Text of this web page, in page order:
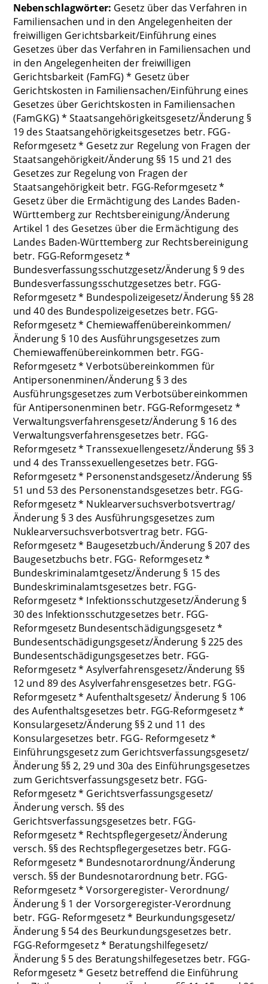
Nebenschlagwörter: Gesetz über das Verfahren in
Familiensachen und in den Angelegenheiten der
freiwilligen Gerichtsbarkeit/Einführung eines
Gesetzes über das Verfahren in Familiensachen und
in den Angelegenheiten der freiwilligen
Gerichtsbarkeit (FamFG) * Gesetz über
Gerichtskosten in Familiensachen/Einführung eines
Gesetzes über Gerichtskosten in Familiensachen
(FamGKG) * Staatsangehörigkeitsgesetz/Änderung §
19 des Staatsangehörigkeitsgesetzes betr. FGG-
Reformgesetz * Gesetz zur Regelung von Fragen der
Staatsangehörigkeit/Änderung §§ 15 und 21 des
Gesetzes zur Regelung von Fragen der
Staatsangehörigkeit betr. FGG-Reformgesetz *
Gesetz über die Ermächtigung des Landes Baden-
Württemberg zur Rechtsbereinigung/Änderung
Artikel 1 des Gesetzes über die Ermächtigung des
Landes Baden-Württemberg zur Rechtsbereinigung
betr. FGG-Reformgesetz *
Bundesverfassungsschutzgesetz/Änderung § 9 des
Bundesverfassungsschutzgesetzes betr. FGG-
Reformgesetz * Bundespolizeigesetz/Änderung §§ 28
und 40 des Bundespolizeigesetzes betr. FGG-
Reformgesetz * Chemiewaffenübereinkommen/
Änderung § 10 des Ausführungsgesetzes zum
Chemiewaffenübereinkommen betr. FGG-
Reformgesetz * Verbotsübereinkommen für
Antipersonenminen/Änderung § 3 des
Ausführungsgesetzes zum Verbotsübereinkommen
für Antipersonenminen betr. FGG-Reformgesetz *
Verwaltungsverfahrensgesetz/Änderung § 16 des
Verwaltungsverfahrensgesetzes betr. FGG-
Reformgesetz * Transsexuellengesetz/Änderung §§ 3
und 4 des Transsexuellengesetzes betr. FGG-
Reformgesetz * Personenstandsgesetz/Änderung §§
51 und 53 des Personenstandsgesetzes betr. FGG-
Reformgesetz * Nuklearversuchsverbotsvertrag/
Änderung § 3 des Ausführungsgesetzes zum
Nuklearversuchsverbotsvertrag betr. FGG-
Reformgesetz * Baugesetzbuch/Änderung § 207 des
Baugesetzbuchs betr. FGG- Reformgesetz *
Bundeskriminalamtgesetz/Änderung § 15 des
Bundeskriminalamtsgesetzes betr. FGG-
Reformgesetz * Infektionsschutzgesetz/Änderung §
30 des Infektionsschutzgesetzes betr. FGG-
Reformgesetz Bundesentschädigungsgesetz *
Bundesentschädigungsgesetz/Änderung § 225 des
Bundesentschädigungsgesetzes betr. FGG-
Reformgesetz * Asylverfahrensgesetz/Änderung §§
12 und 89 des Asylverfahrensgesetzes betr. FGG-
Reformgesetz * Aufenthaltsgesetz/ Änderung § 106
des Aufenthaltsgesetzes betr. FGG-Reformgesetz *
Konsulargesetz/Änderung §§ 2 und 11 des
Konsulargesetzes betr. FGG- Reformgesetz *
Einführungsgesetz zum Gerichtsverfassungsgesetz/
Änderung §§ 2, 29 und 30a des Einführungsgesetzes
zum Gerichtsverfassungsgesetz betr. FGG-
Reformgesetz * Gerichtsverfassungsgesetz/
Änderung versch. §§ des
Gerichtsverfassungsgesetzes betr. FGG-
Reformgesetz * Rechtspflegergesetz/Änderung
versch. §§ des Rechtspflegergesetzes betr. FGG-
Reformgesetz * Bundesnotarordnung/Änderung
versch. §§ der Bundesnotarordnung betr. FGG-
Reformgesetz * Vorsorgeregister- Verordnung/
Änderung § 1 der Vorsorgeregister-Verordnung
betr. FGG- Reformgesetz * Beurkundungsgesetz/
Änderung § 54 des Beurkundungsgesetzes betr.
FGG-Reformgesetz * Beratungshilfegesetz/
Änderung § 5 des Beratungshilfegesetzes betr. FGG-
Reformgesetz * Gesetz betreffend die Einführung